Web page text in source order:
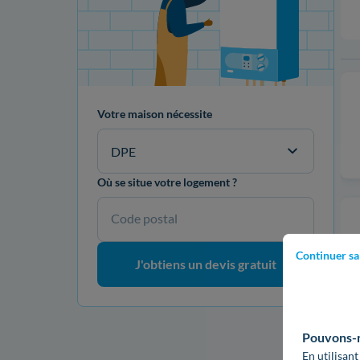
Continuer
Pouvons-
En
Votre maison nécessite
DPE
Où se situe votre logement ?
Code postal
J'obtiens un devis gratuit